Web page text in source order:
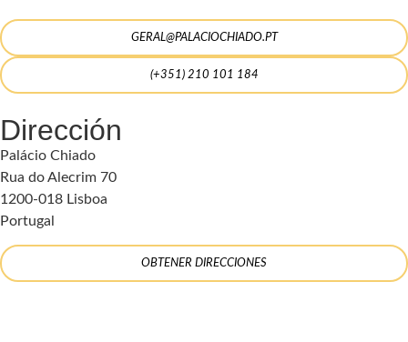
GERAL@PALACIOCHIADO.PT
(+351) 210 101 184
Dirección
Palácio Chiado
Rua do Alecrim 70
1200-018 Lisboa
Portugal
OBTENER DIRECCIONES